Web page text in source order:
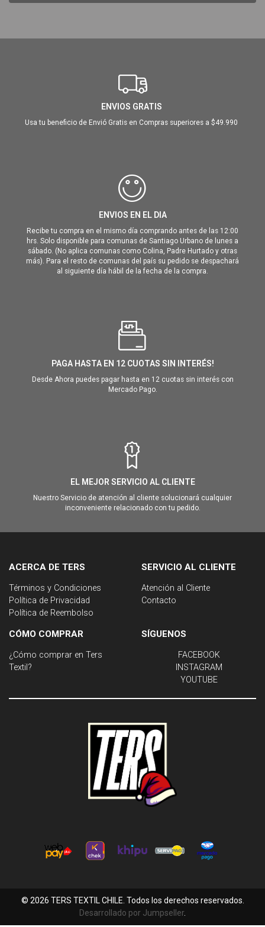
ENVIOS GRATIS
Usa tu beneficio de Envió Gratis en Compras superiores a $49.990
ENVIOS EN EL DIA
Recibe tu compra en el mismo día comprando antes de las 12:00
hrs. Solo disponible para comunas de Santiago Urbano de lunes a
sábado. (No aplica comunas como Colina, Padre Hurtado y otras
más). Para el resto de comunas del país su pedido se despachará
al siguiente día hábil de la fecha de la compra.
PAGA HASTA EN 12 CUOTAS SIN INTERÉS!
Desde Ahora puedes pagar hasta en 12 cuotas sin interés con
Mercado Pago.
EL MEJOR SERVICIO AL CLIENTE
Nuestro Servicio de atención al cliente solucionará cualquier
inconveniente relacionado con tu pedido.
ACERCA DE TERS
Términos y Condiciones
Política de Privacidad
Política de Reembolso
SERVICIO AL CLIENTE
Atención al Cliente
Contacto
CÓMO COMPRAR
¿Cómo comprar en Ters
Textil?
SÍGUENOS
FACEBOOK
INSTAGRAM
YOUTUBE
© 2026 TERS TEXTIL CHILE. Todos los derechos reservados.
Desarrollado por Jumpseller.